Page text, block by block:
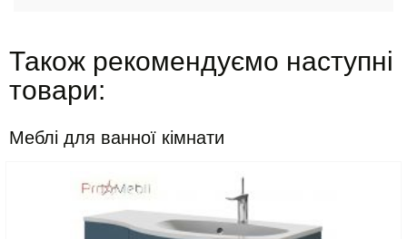
Також рекомендуємо наступні
товари:
Меблі для ванної кімнати